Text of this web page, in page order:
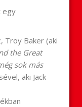
egy
Troy Baker (aki
the Great
sok más
aki Jack